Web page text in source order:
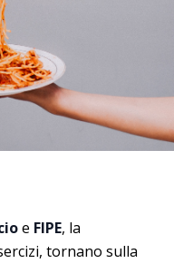
e FIPE, la
tornano sulla